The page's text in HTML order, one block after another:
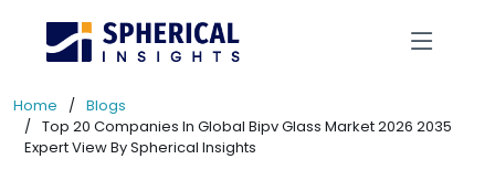
Home
Blogs
Top 20 Companies In Global Bipv Glass Market 2026 2035
Expert View By Spherical Insights